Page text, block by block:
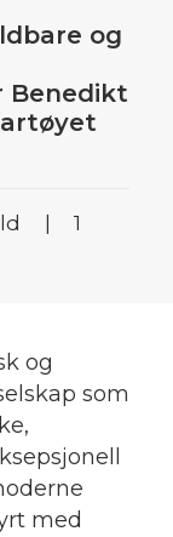
og
Benedikt
1
og
som
med